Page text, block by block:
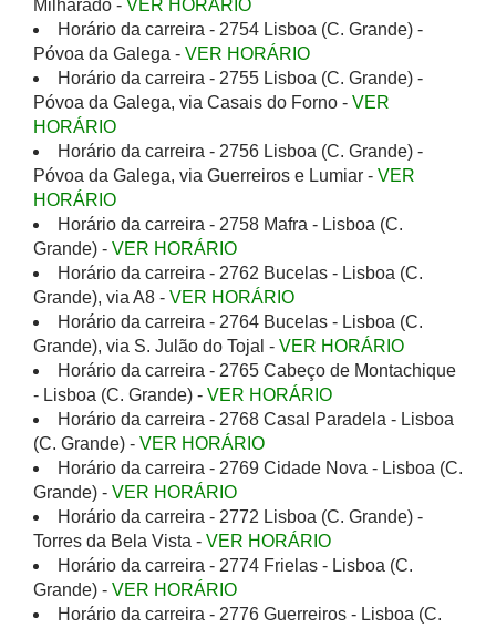
Milharado - VER HORÁRIO
Horário da carreira - 2754 Lisboa (C. Grande) -
Póvoa da Galega - VER HORÁRIO
Horário da carreira - 2755 Lisboa (C. Grande) -
Póvoa da Galega, via Casais do Forno - VER
HORÁRIO
Horário da carreira - 2756 Lisboa (C. Grande) -
Póvoa da Galega, via Guerreiros e Lumiar - VER
HORÁRIO
Horário da carreira - 2758 Mafra - Lisboa (C.
Grande) - VER HORÁRIO
Horário da carreira - 2762 Bucelas - Lisboa (C.
Grande), via A8 - VER HORÁRIO
Horário da carreira - 2764 Bucelas - Lisboa (C.
Grande), via S. Julão do Tojal - VER HORÁRIO
Horário da carreira - 2765 Cabeço de Montachique
- Lisboa (C. Grande) - VER HORÁRIO
Horário da carreira - 2768 Casal Paradela - Lisboa
(C. Grande) - VER HORÁRIO
Horário da carreira - 2769 Cidade Nova - Lisboa (C.
Grande) - VER HORÁRIO
Horário da carreira - 2772 Lisboa (C. Grande) -
Torres da Bela Vista - VER HORÁRIO
Horário da carreira - 2774 Frielas - Lisboa (C.
Grande) - VER HORÁRIO
Horário da carreira - 2776 Guerreiros - Lisboa (C.